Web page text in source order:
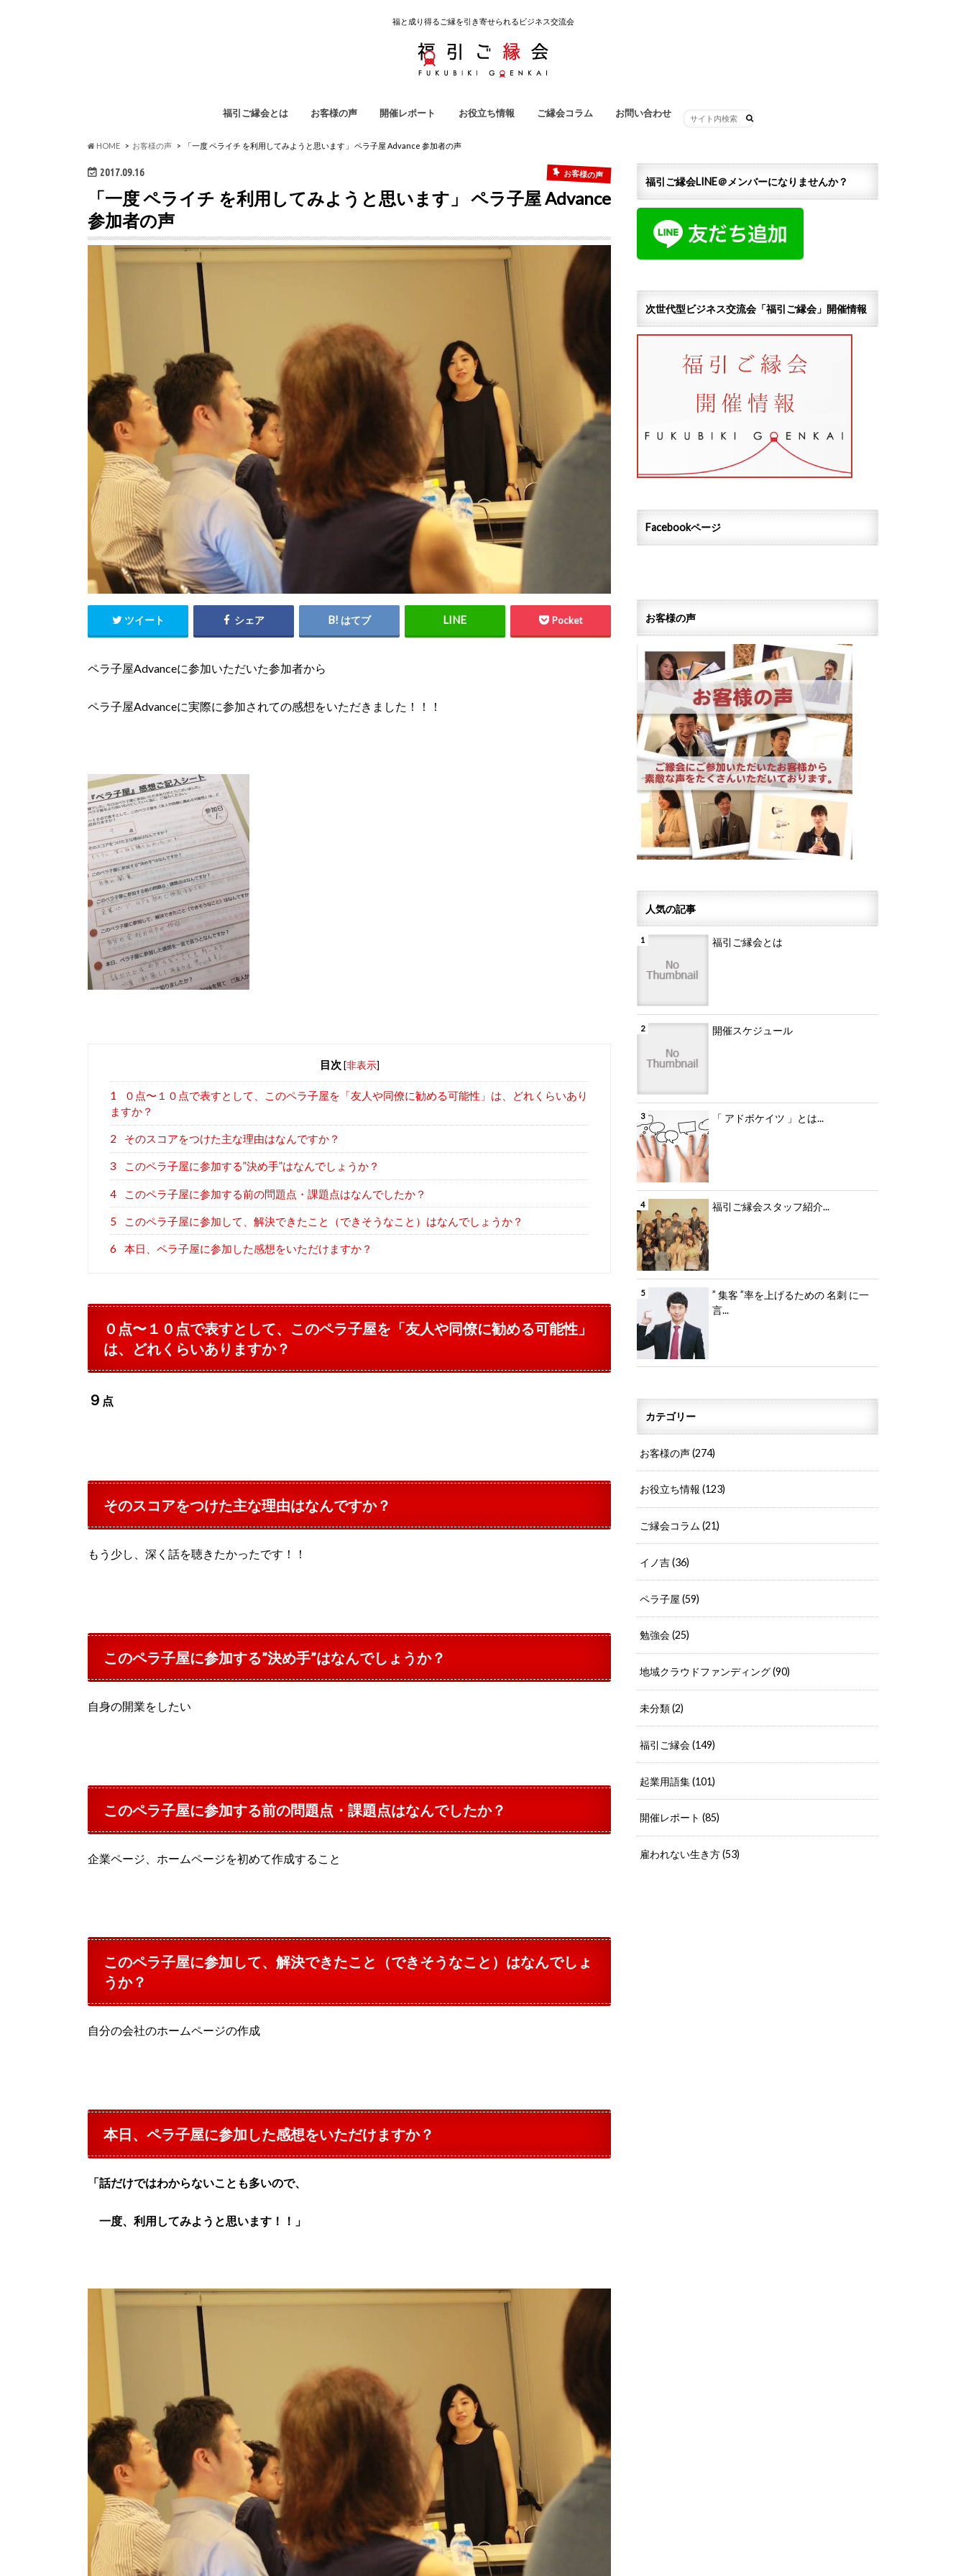
福と成り得るご縁を引き寄せられるビジネス交流会
福引ご縁会とは お客様の声 開催レポート お役立ち情報 ご縁会コラム お問い合わせ
HOME お客様の声 「一度 ペライチ を利用してみようと思います」 ペラ子屋 Advance 参加者の声
2017.09.16 お客様の声
「一度 ペライチ を利用してみようと思います」 ペラ子屋 Advance
参加者の声
ツイート シェア はてブ Pocket
ペラ子屋Advanceに参加いただいた参加者から
ペラ子屋Advanceに実際に参加されての感想をいただきました！！！
目次 [非表示]
1
０点〜１０点で表すとして、このペラ子屋を「友人や同僚に勧める可能性」は、どれくらいあり
ますか？
2 そのスコアをつけた主な理由はなんですか？
3 このペラ子屋に参加する”決め手”はなんでしょうか？
4 このペラ子屋に参加する前の問題点・課題点はなんでしたか？
5 このペラ子屋に参加して、解決できたこと（できそうなこと）はなんでしょうか？
6 本日、ペラ子屋に参加した感想をいただけますか？
０点〜１０点で表すとして、このペラ子屋を「友人や同僚に勧める可能性」
は、どれくらいありますか？
９ 点
そのスコアをつけた主な理由はなんですか？
もう少し、深く話を聴きたかったです！！
このペラ子屋に参加する”決め手”はなんでしょうか？
自身の開業をしたい
このペラ子屋に参加する前の問題点・課題点はなんでしたか？
企業ページ、ホームページを初めて作成すること
このペラ子屋に参加して、解決できたこと（できそうなこと）はなんでしょ
うか？
自分の会社のホームページの作成
本日、ペラ子屋に参加した感想をいただけますか？
「話だけではわからないことも多いので、
一度、利用してみようと思います！！」
福引ご縁会LINE＠メンバーになりませんか？
次世代型ビジネス交流会「福引ご縁会」開催情報
Facebookページ
お客様の声
人気の記事
福引ご縁会とは
開催スケジュール
「 アドボケイツ 」とは...
福引ご縁会スタッフ紹介...
” 集客 ”率を上げるための 名刺 に一
言...
カテゴリー
お客様の声(274)
お役立ち情報(123)
ご縁会コラム(21)
イノ吉(36)
ペラ子屋(59)
勉強会(25)
地域クラウドファンディング(90)
未分類(2)
福引ご縁会(149)
起業用語集(101)
開催レポート(85)
雇われない生き方(53)